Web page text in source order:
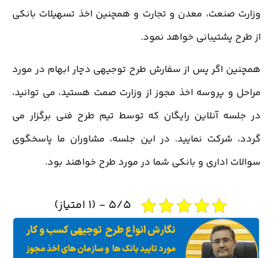
وزارت صنعت، معدن و تجارت و همچنین اخذ تسهیلات بانکی
از طرح پشتیبانی خواهد نمود.
همچنین اگر پس از سفارش طرح توجیهی دچار ابهام در مورد
مراحل و پروسه اخذ مجوز از وزارت صمت هستید، می توانید،
در جلسه آنلاین رایگان که توسط تیم طرح فنی برگزار می
گردد، شرکت نمایید. در این جلسه، مشاوران ما پاسخگوی
سوالات اداری و بانکی شما در مورد طرح خواهند بود.
5/5 - (1 امتیاز)